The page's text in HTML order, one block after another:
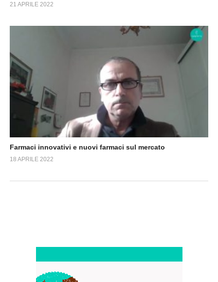
21 APRILE 2022
Farmaci innovativi e nuovi farmaci sul mercato
18 APRILE 2022